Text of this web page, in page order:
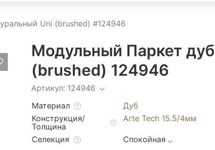
Uni (brushed) #124946
Модульный Паркет
(brushed) 124946
Артикул: 124946
Материал
Дуб
Конструкция/
Толщина
Arte Tech 15.5/4мм
Селекция
Спокойная